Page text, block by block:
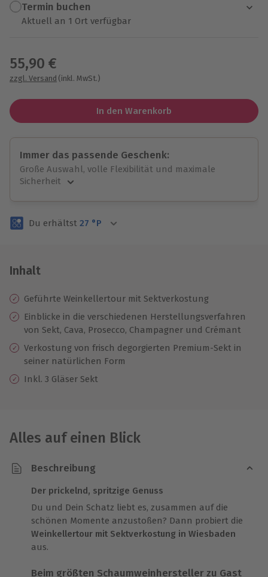
Termin buchen
Aktuell an 1 Ort verfügbar
55,90 €
zzgl. Versand (inkl. MwSt.)
In den Warenkorb
Immer das passende Geschenk:
Große Auswahl, volle Flexibilität und maximale
Sicherheit
Volle Flexibilität
3 Jahre gültig & verlängerbar.
Du erhältst 27 °P
Inhalt
Geführte Weinkellertour mit Sektverkostung
Einblicke in die verschiedenen Herstellungsverfahren
von Sekt, Cava, Prosecco, Champagner und Crémant
Verkostung von frisch degorgierten Premium-Sekt in
seiner natürlichen Form
Inkl. 3 Gläser Sekt
Alles auf einen Blick
Beschreibung
Der prickelnd, spritzige Genuss
Du und Dein Schatz liebt es, zusammen auf die
schönen Momente anzustoßen? Dann probiert die
Weinkellertour mit Sektverkostung in Wiesbaden
aus.
Beim größten Schaumweinhersteller zu Gast